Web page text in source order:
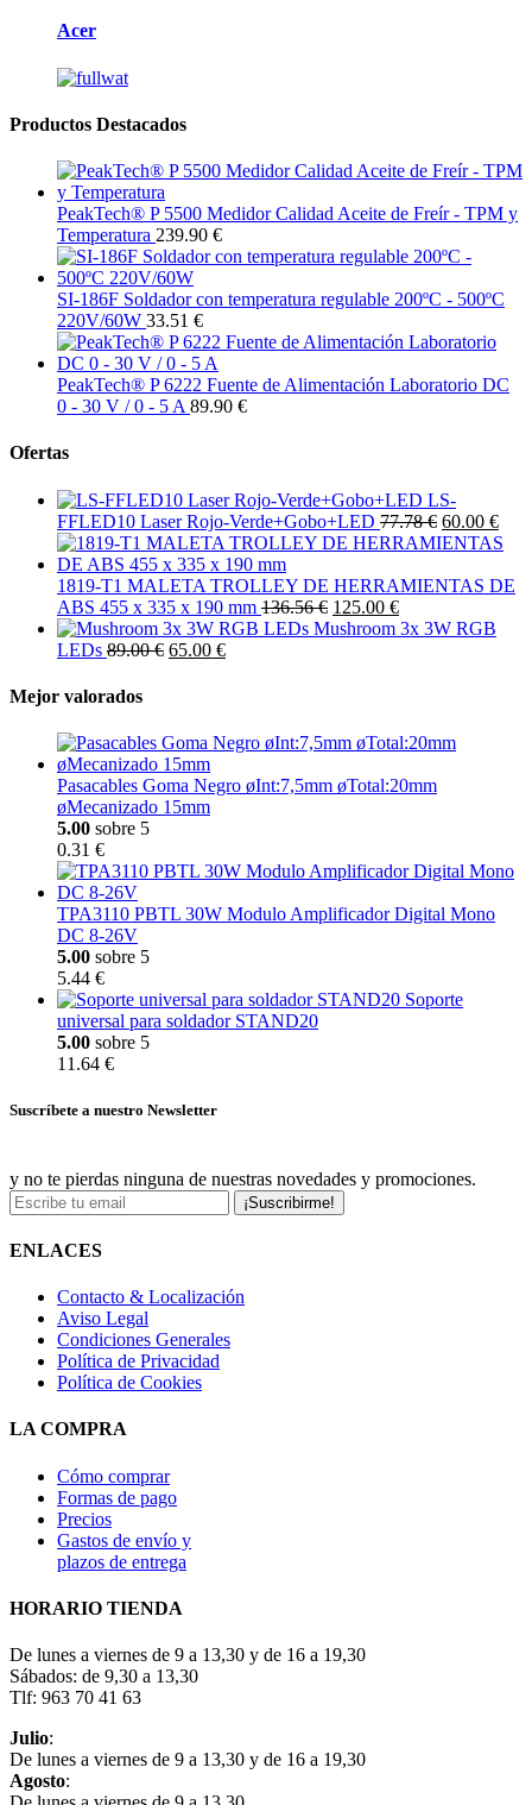
Acer
Productos Destacados
PeakTech® P 5500 Medidor Calidad Aceite de Freír - TPM y
Temperatura 239.90 €
SI-186F Soldador con temperatura regulable 200ºC - 500ºC
220V/60W 33.51 €
PeakTech® P 6222 Fuente de Alimentación Laboratorio DC
0 - 30 V / 0 - 5 A 89.90 €
Ofertas
LS-
FFLED10 Laser Rojo-Verde+Gobo+LED 77.78 € 60.00 €
1819-T1 MALETA TROLLEY DE HERRAMIENTAS DE
ABS 455 x 335 x 190 mm 136.56 € 125.00 €
Mushroom 3x 3W RGB
LEDs 89.00 € 65.00 €
Mejor valorados
Pasacables Goma Negro øInt:7,5mm øTotal:20mm
øMecanizado 15mm
5.00 sobre 5
0.31 €
TPA3110 PBTL 30W Modulo Amplificador Digital Mono
DC 8-26V
5.00 sobre 5
5.44 €
Soporte
universal para soldador STAND20
5.00 sobre 5
11.64 €
Suscríbete a nuestro Newsletter
y no te pierdas ninguna de nuestras novedades y promociones.
¡Suscribirme!
ENLACES
Contacto & Localización
Aviso Legal
Condiciones Generales
Política de Privacidad
Política de Cookies
LA COMPRA
Cómo comprar
Formas de pago
Precios
Gastos de envío y
plazos de entrega
HORARIO TIENDA
De lunes a viernes de 9 a 13,30 y de 16 a 19,30
Sábados: de 9,30 a 13,30
Tlf: 963 70 41 63
Julio:
De lunes a viernes de 9 a 13,30 y de 16 a 19,30
Agosto: